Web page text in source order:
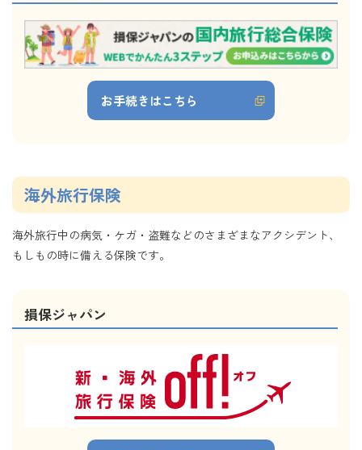
お手続きはこちら
海外旅行保険
海外旅行中の病気・ケガ・盗難などのさまざまなアクシデント、
もしもの時に備える保険です。
損保ジャパン